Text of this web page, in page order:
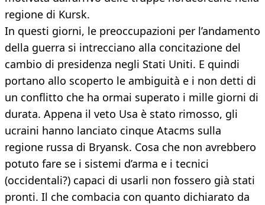
regione di Kursk.
In questi giorni, le preoccupazioni per l’andamento
della guerra si intrecciano alla concitazione del
cambio di presidenza negli Stati Uniti. E quindi
portano allo scoperto le ambiguità e i non detti di
un conflitto che ha ormai superato i mille giorni di
durata. Appena il veto Usa è stato rimosso, gli
ucraini hanno lanciato cinque Atacms sulla
regione russa di Bryansk. Cosa che non avrebbero
potuto fare se i sistemi d’arma e i tecnici
(occidentali?) capaci di usarli non fossero già stati
pronti. Il che combacia con quanto dichiarato da